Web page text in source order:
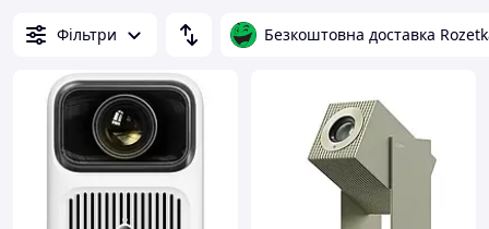
Фільтри Безкоштовна доставка